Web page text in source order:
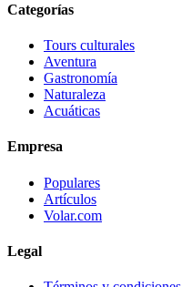
Categorías
Tours culturales
Aventura
Gastronomía
Naturaleza
Acuáticas
Empresa
Populares
Artículos
Volar.com
Legal